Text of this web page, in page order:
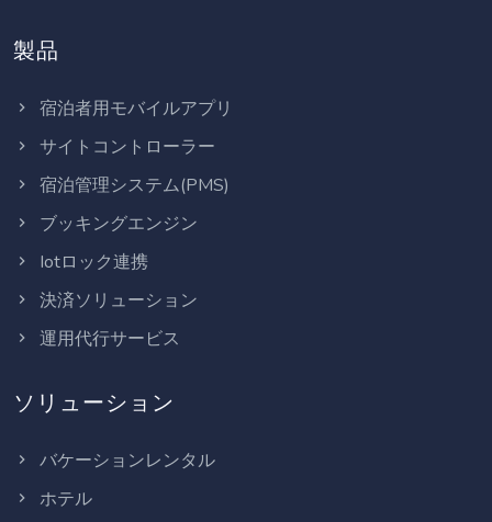
製品
宿泊者用モバイルアプリ
サイトコントローラー
宿泊管理システム(PMS)
ブッキングエンジン
Iotロック連携
決済ソリューション
運用代行サービス
ソリューション
バケーションレンタル
ホテル